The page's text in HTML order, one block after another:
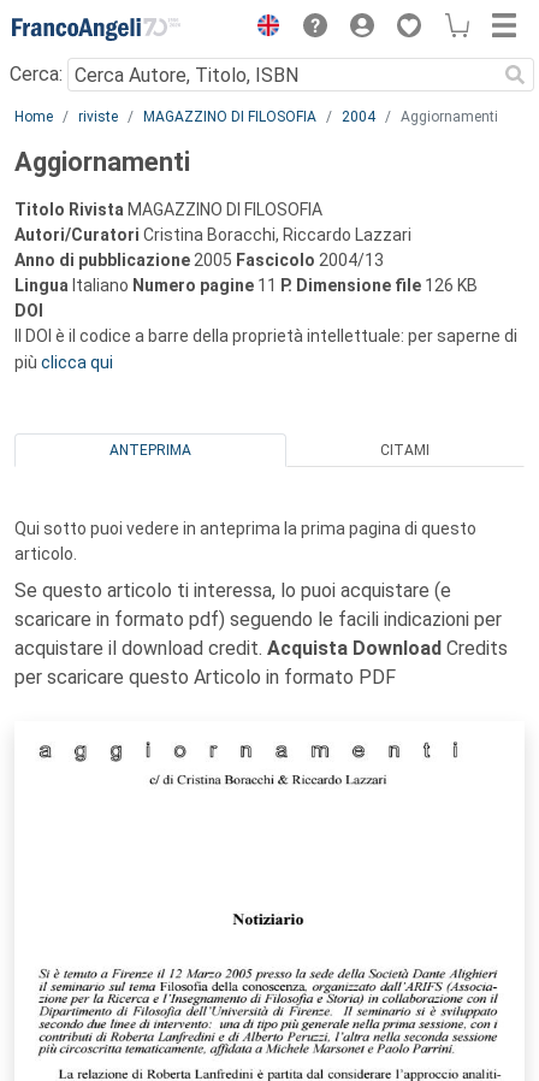
Menu
Cerca:
Main content
Home riviste MAGAZZINO DI FILOSOFIA 2004 Aggiornamenti
Aggiornamenti
Titolo Rivista MAGAZZINO DI FILOSOFIA
Autori/Curatori Cristina Boracchi, Riccardo Lazzari
Anno di pubblicazione 2005 Fascicolo 2004/13
Lingua Italiano Numero pagine 11 P. Dimensione file 126 KB
DOI
Il DOI è il codice a barre della proprietà intellettuale: per saperne di
più clicca qui
ANTEPRIMA CITAMI
Qui sotto puoi vedere in anteprima la prima pagina di questo
articolo.
Se questo articolo ti interessa, lo puoi acquistare (e
scaricare in formato pdf) seguendo le facili indicazioni per
acquistare il download credit. Acquista Download Credits
per scaricare questo Articolo in formato PDF